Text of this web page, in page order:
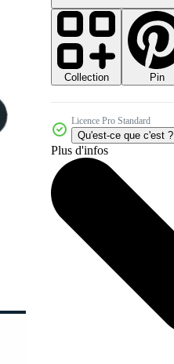
Collection Pin
Licence Pro Standard
Qu'est-ce que c'est ?
Plus d'infos